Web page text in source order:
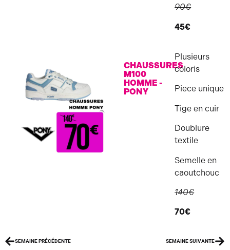
90€
45€
CHAUSSURES
M100
HOMME -
PONY
Plusieurs
coloris
Piece unique
Tige en cuir
Doublure
textile
Semelle en
caoutchouc
140€
70€
SEMAINE PRÉCÉDENTE SEMAINE SUIVANTE